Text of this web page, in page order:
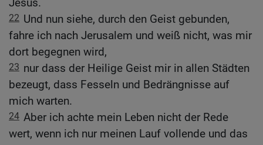
22 Und nun siehe, durch den Geist gebunden,
fahre ich nach Jerusalem und weiß nicht, was mir
dort begegnen wird,
23 nur dass der Heilige Geist mir in allen Städten
bezeugt, dass Fesseln und Bedrängnisse auf
mich warten.
24 Aber ich achte mein Leben nicht der Rede
wert, wenn ich nur meinen Lauf vollende und das